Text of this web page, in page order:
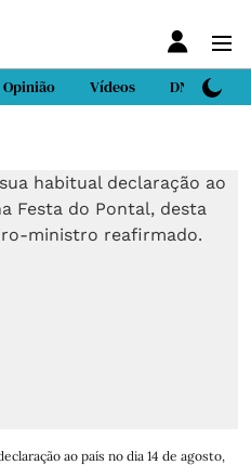
Opinião Vídeos DN Sport
ao país no dia 14 de agosto,